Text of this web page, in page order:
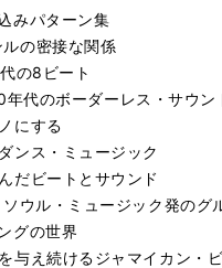
みパターン集
の密接な関係
の8ビート
のボーダーレス・サウン
にする
ス・ミュージック
ビートとサウンド
ウル・ミュージック発のグ
グの世界
え続けるジャマイカン・